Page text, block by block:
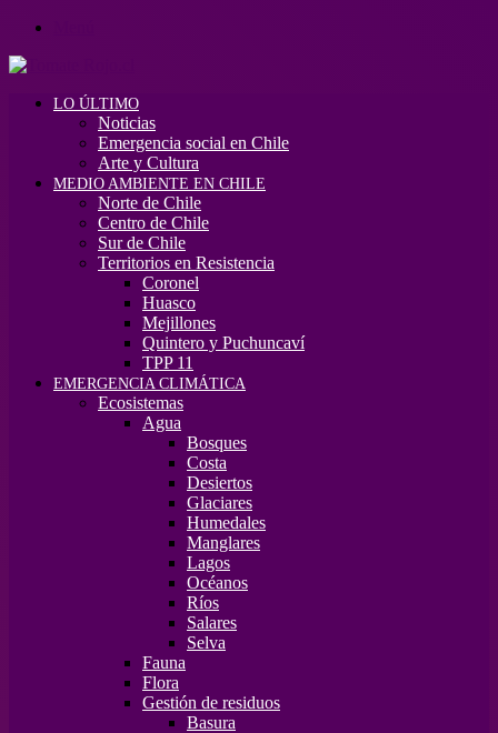
LO ÚLTIMO
Noticias
Emergencia social en Chile
Arte y Cultura
MEDIO AMBIENTE EN CHILE
Norte de Chile
Centro de Chile
Sur de Chile
Territorios en Resistencia
Coronel
Huasco
Mejillones
Quintero y Puchuncaví
TPP 11
EMERGENCIA CLIMÁTICA
Ecosistemas
Agua
Bosques
Costa
Desiertos
Glaciares
Humedales
Manglares
Lagos
Océanos
Ríos
Salares
Selva
Fauna
Flora
Gestión de residuos
Basura